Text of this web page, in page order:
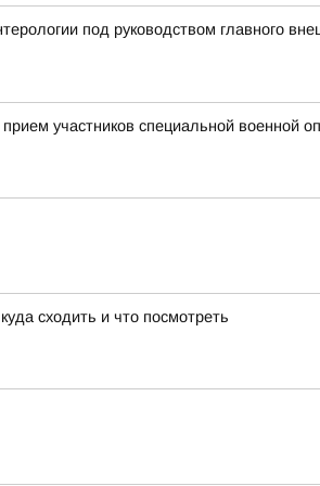
под руководством главного
участников специальной военной
сходить и что посмотреть